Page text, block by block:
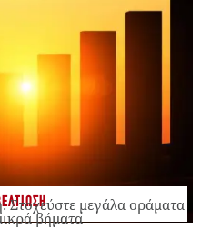
Στοχεύστε μεγάλα οράματα
βήματα